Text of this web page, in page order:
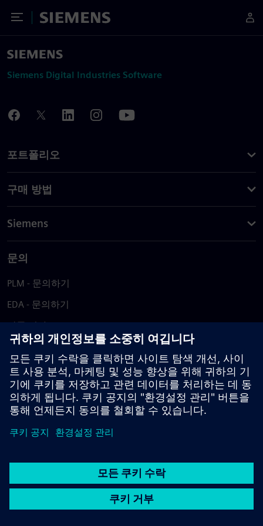
Toggle Menu
Siemens
Siemens Digital Industries Software
포트폴리오
구매 방법
Siemens
문의
PLM - 문의하기
EDA - 문의하기
각국 지사
지원 센터
피드백 제공
저작권침해 보고
© Siemens
2026
고발